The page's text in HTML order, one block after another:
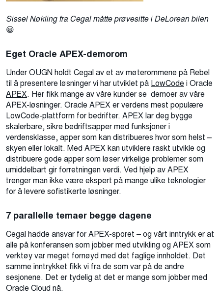
Sissel Nøkling fra Cegal måtte prøvesitte i DeLorean bilen
😀
Eget Oracle APEX-demorom
Under OUGN holdt Cegal av et av møterommene på Rebel
til å presentere løsninger vi har utviklet på LowCode i Oracle
APEX. Her fikk mange av våre kunder se demoer av våre
APEX-løsninger. Oracle APEX er verdens mest populære
LowCode-plattform for bedrifter. APEX lar deg bygge
skalerbare, sikre bedriftsapper med funksjoner i
verdensklasse, apper som kan distribueres hvor som helst –
skyen eller lokalt. Med APEX kan utviklere raskt utvikle og
distribuere gode apper som løser virkelige problemer som
umiddelbart gir forretningen verdi. Ved hjelp av APEX
trenger man ikke være ekspert på mange ulike teknologier
for å levere sofistikerte løsninger.
7 parallelle temaer begge dagene
Cegal hadde ansvar for APEX-sporet – og vårt inntrykk er at
alle på konferansen som jobber med utvikling og APEX som
verktøy var meget fornøyd med det faglige innholdet. Det
samme inntrykket fikk vi fra de som var på de andre
sesjonene. Det er tydelig at det er mange som jobber med
Oracle Cloud nå.